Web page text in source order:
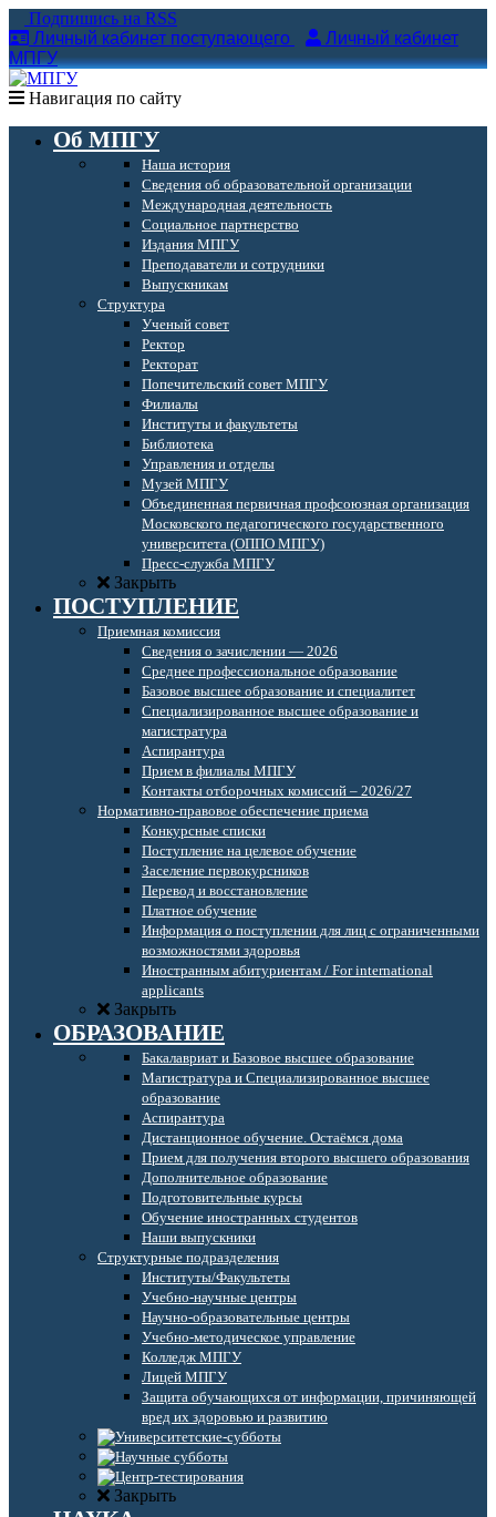
Подпишись на RSS
Личный кабинет поступающего
Личный кабинет
МПГУ
Навигация по сайту
Об МПГУ
Наша история
Сведения об образовательной организации
Международная деятельность
Социальное партнерство
Издания МПГУ
Преподаватели и сотрудники
Выпускникам
Структура
Ученый совет
Ректор
Ректорат
Попечительский совет МПГУ
Филиалы
Институты и факультеты
Библиотека
Управления и отделы
Музей МПГУ
Объединенная первичная профсоюзная организация
Московского педагогического государственного
университета (ОППО МПГУ)
Пресс-служба МПГУ
Закрыть
ПОСТУПЛЕНИЕ
Приемная комиссия
Сведения о зачислении — 2026
Среднее профессиональное образование
Базовое высшее образование и специалитет
Специализированное высшее образование и
магистратура
Аспирантура
Прием в филиалы МПГУ
Контакты отборочных комиссий – 2026/27
Нормативно-правовое обеспечение приема
Конкурсные списки
Поступление на целевое обучение
Заселение первокурсников
Перевод и восстановление
Платное обучение
Информация о поступлении для лиц с ограниченными
возможностями здоровья
Иностранным абитуриентам / For international
applicants
Закрыть
ОБРАЗОВАНИЕ
Бакалавриат и Базовое высшее образование
Магистратура и Специализированное высшее
образование
Аспирантура
Дистанционное обучение. Остаёмся дома
Прием для получения второго высшего образования
Дополнительное образование
Подготовительные курсы
Обучение иностранных студентов
Наши выпускники
Структурные подразделения
Институты/Факультеты
Учебно-научные центры
Научно-образовательные центры
Учебно-методическое управление
Колледж МПГУ
Лицей МПГУ
Защита обучающихся от информации, причиняющей
вред их здоровью и развитию
Закрыть